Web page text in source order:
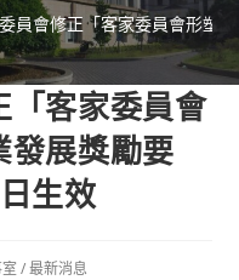
員會修正「客家委員會形塑
「客家委員會
發展獎勵要
生效
/ 最新消息